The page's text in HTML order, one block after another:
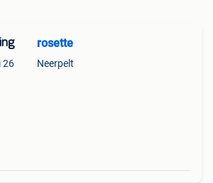
26
rosette
Neerpelt